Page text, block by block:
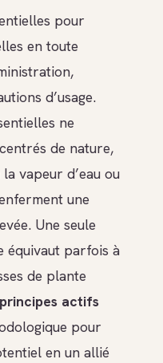
pour
en toute
d’usage.
ne
de nature,
vapeur d’eau ou
une
Une seule
équivaut parfois à
de plante
principes actifs
pour
en un allié